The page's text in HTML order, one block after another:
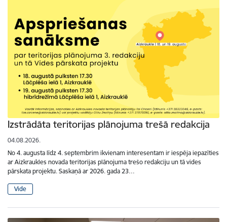
Izstrādāta teritorijas plānojuma trešā redakcija
04.08.2026.
No 4. augusta līdz 4. septembrim ikvienam interesentam ir iespēja iepazīties
ar Aizkraukles novada teritorijas plānojuma trešo redakciju un tā vides
pārskata projektu. Saskaņā ar 2026. gada 23…
Vide